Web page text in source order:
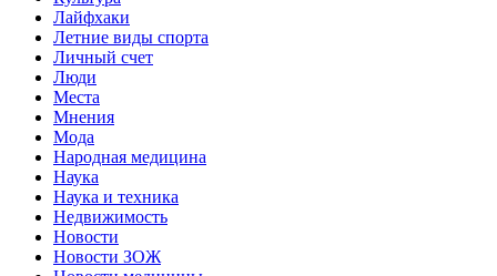
Лайфхаки
Летние виды спорта
Личный счет
Люди
Места
Мнения
Мода
Народная медицина
Наука
Наука и техника
Недвижимость
Новости
Новости ЗОЖ